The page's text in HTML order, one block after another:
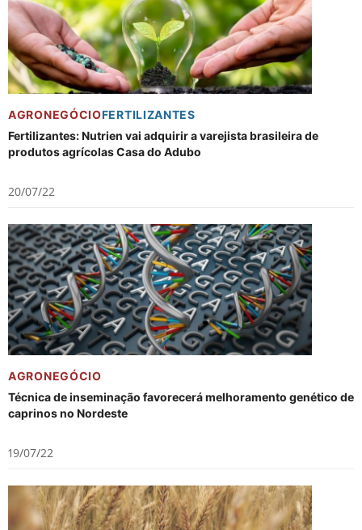
AGRONEGÓCIOFERTILIZANTES
Fertilizantes: Nutrien vai adquirir a varejista brasileira de
produtos agrícolas Casa do Adubo
20/07/22
AGRONEGÓCIO
Técnica de inseminação favorecerá melhoramento genético de
caprinos no Nordeste
19/07/22